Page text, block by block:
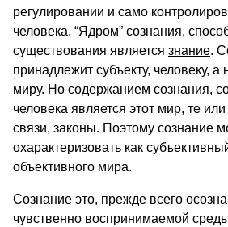
регулировании и само
человека. “Ядром” сознания,
существования является знание.
принадлежит субъекту, человеку,
миру. Но содержанием сознания,
человека является этот мир, те
связи, законы. Поэтому сознание
охарактеризовать как
объективного мира.
Сознание это, прежде всего
чувственно воспринимаемой